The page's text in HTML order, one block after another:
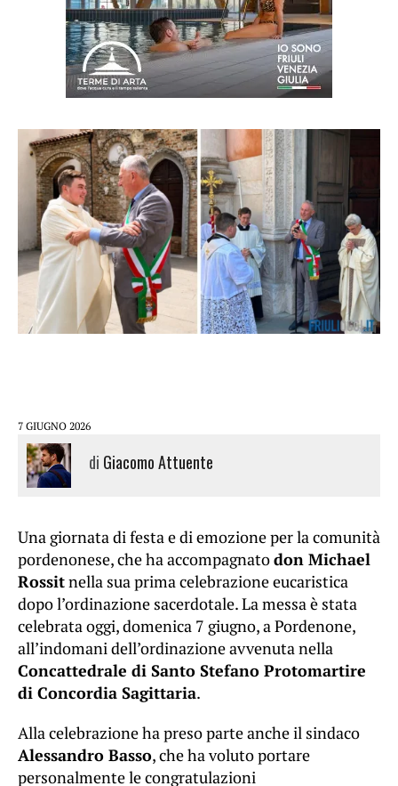
7 GIUGNO 2026
di Giacomo Attuente
Una giornata di festa e di emozione per la comunità
pordenonese, che ha accompagnatodon Michael
Rossitnella sua prima celebrazione eucaristica
dopo l’ordinazione sacerdotale. La messa è stata
celebrata oggi, domenica 7 giugno, a Pordenone,
all’indomani dell’ordinazione avvenuta nella
Concattedrale di Santo Stefano Protomartire
di Concordia Sagittaria.
Alla celebrazione ha preso parte anche il sindaco
Alessandro Basso, che ha voluto portare
personalmente le congratulazioni